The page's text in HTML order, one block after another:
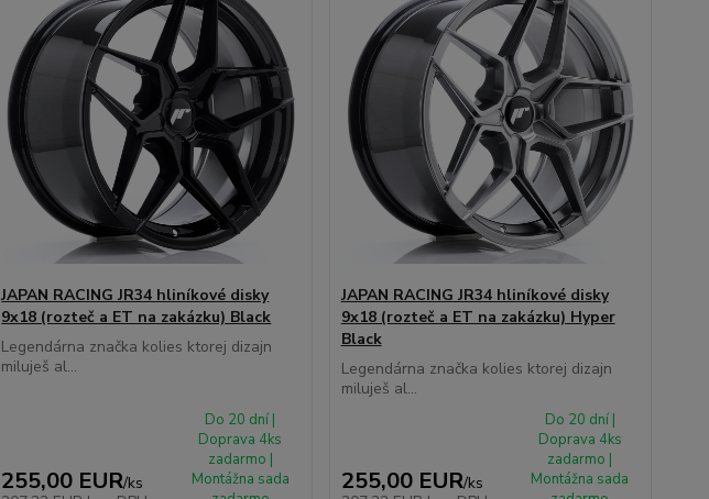
JAPAN RACING JR34 hliníkové disky
9x18 (rozteč a ET na zakázku) Black
Legendárna značka kolies ktorej dizajn
miluješ al...
255,00 EUR/ks
Do 20 dní |
Doprava 4ks
zadarmo |
Montážna sada
JAPAN RACING JR34 hliníkové disky
9x18 (rozteč a ET na zakázku) Hyper
Black
Legendárna značka kolies ktorej dizajn
miluješ al...
255,00 EUR/ks
Do 20 dní |
Doprava 4ks
zadarmo |
Montážna sada